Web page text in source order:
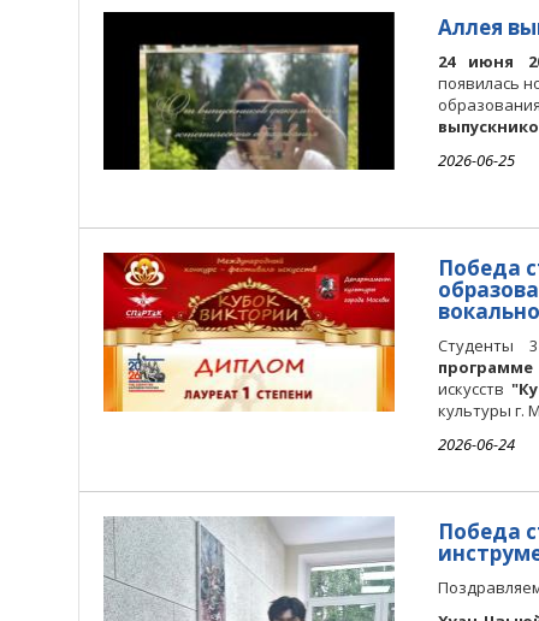
Аллея
24 июня
появилась
2026-06-25
Победа
Студенты
искусств
культуры г.
2026-06-24
Победа